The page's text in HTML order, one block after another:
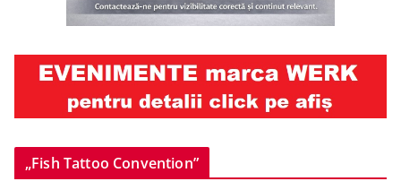
„Fish Tattoo Convention”